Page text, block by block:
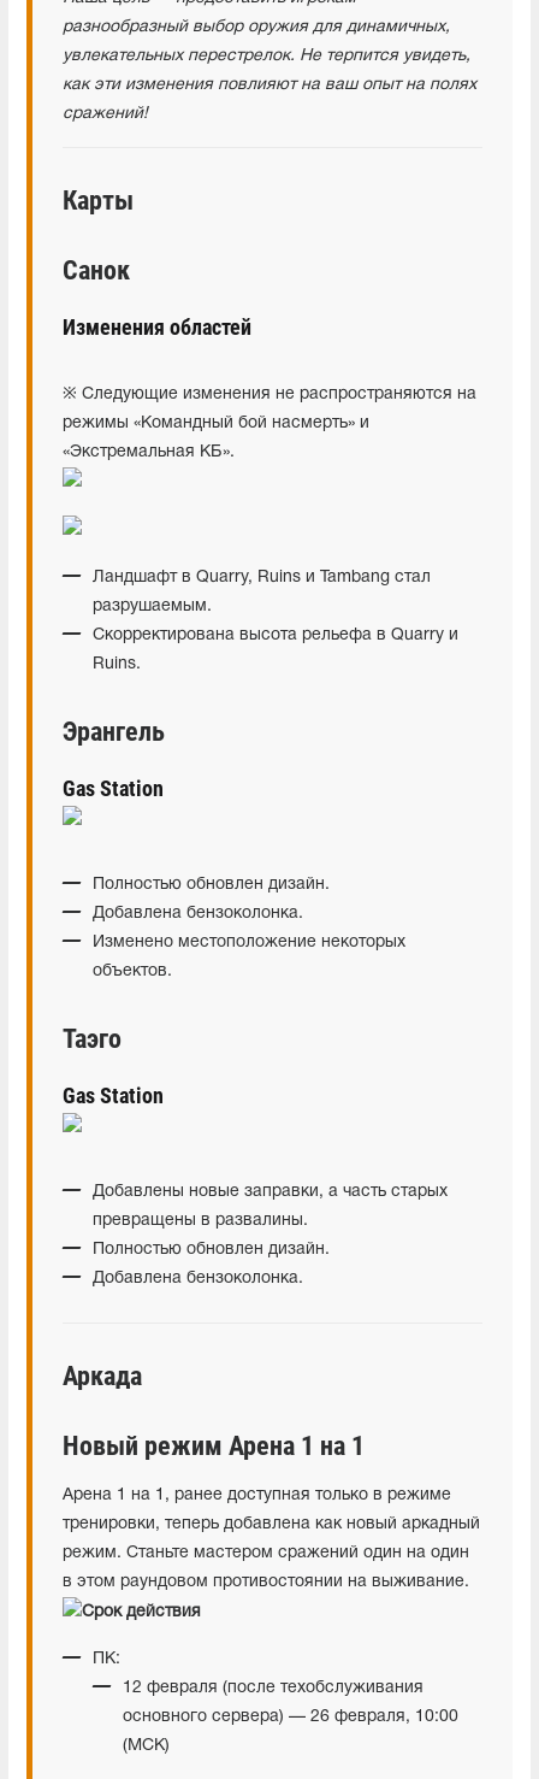
разнообразный выбор оружия для динамичных,
увлекательных перестрелок. Не терпится увидеть,
как эти изменения повлияют на ваш опыт на полях
сражений!
Карты
Санок
Изменения областей
※ Следующие изменения не распространяются на
режимы «Командный бой насмерть» и
«Экстремальная КБ».
Ландшафт в Quarry, Ruins и Tambang стал
разрушаемым.
Скорректирована высота рельефа в Quarry и
Ruins.
Эрангель
Gas Station
Полностью обновлен дизайн.
Добавлена бензоколонка.
Изменено местоположение некоторых
объектов.
Таэго
Gas Station
Добавлены новые заправки, а часть старых
превращены в развалины.
Полностью обновлен дизайн.
Добавлена бензоколонка.
Аркада
Новый режим Арена 1 на 1
Арена 1 на 1, ранее доступная только в режиме
тренировки, теперь добавлена как новый аркадный
режим. Станьте мастером сражений один на один
в этом раундовом противостоянии на выживание.
Срок действия
ПК:
12 февраля (после техобслуживания
основного сервера) — 26 февраля, 10:00
(МСК)